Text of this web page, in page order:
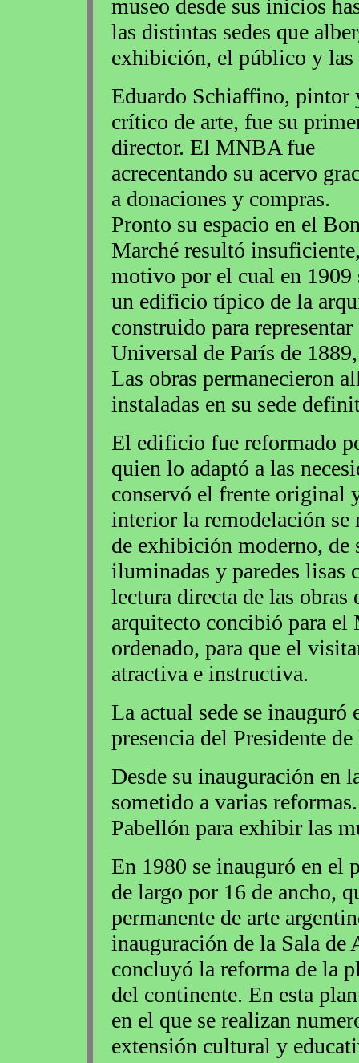
museo desde sus inicios
las distintas sedes que
exhibición, el público y las
Eduardo Schiaffino, pintor
crítico de arte, fue su
director. El MNBA fue
acrecentando su acervo
a donaciones y compras.
Pronto su espacio en el
Marché resultó
motivo por el cual en 1909
un edificio típico de la
construido para
Universal de París de
Las obras permanecieron
instaladas en su sede
El edificio fue reformado
quien lo adaptó a las
conservó el frente original
interior la remodelación se
de exhibición moderno, de
iluminadas y paredes lisas
lectura directa de las obras
arquitecto concibió para
ordenado, para que el
atractiva e instructiva.
La actual sede se
presencia del Presidente
Desde su inauguración en
sometido a varias
Pabellón para exhibir las
En 1980 se inauguró en el
de largo por 16 de ancho,
permanente de arte
inauguración de la Sala
concluyó la reforma de la
del continente. En esta
en el que se realizan
extensión cultural y